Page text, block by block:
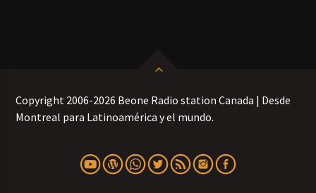
Copyright 2006-2026 Beone Radio station Canada | Desde
Montreal para Latinoamérica y el mundo.